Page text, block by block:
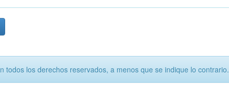
los derechos reservados, a menos que se indique lo contrario.